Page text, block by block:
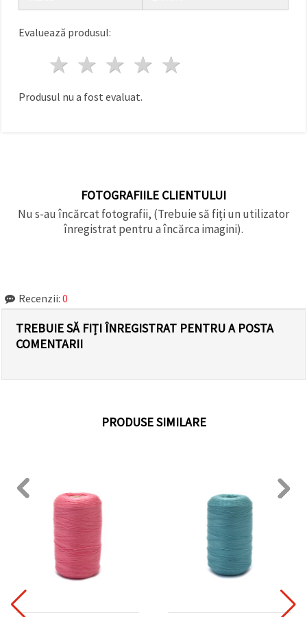
Evaluează produsul:
4 stele
3 stele
2 stele
1 stea
Produsul nu a fost evaluat.
FOTOGRAFIILE CLIENTULUI
Nu s-au încărcat fotografii, (Trebuie să fiți un utilizator
înregistrat pentru a încărca imagini).
Recenzii: 0
TREBUIE SĂ FIȚI ÎNREGISTRAT PENTRU A POSTA
COMENTARII
PRODUSE SIMILARE